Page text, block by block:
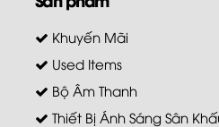
Khuyến Mãi
Used Items
Bộ Âm Thanh
Thiết Bị Ánh Sáng Sân